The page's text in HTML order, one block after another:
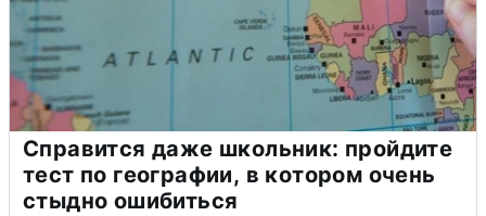
Справится даже школьник: пройдите
тест по географии, в котором очень
стыдно ошибиться